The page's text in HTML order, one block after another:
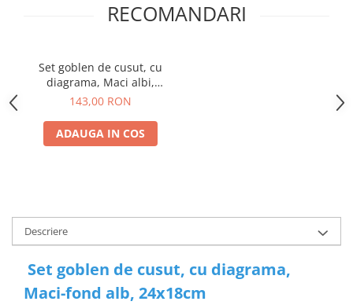
RECOMANDARI
Set goblen de cusut, cu
diagrama, Maci albi,
31,5x16 cm
143,00 RON
ADAUGA IN COS
Descriere
Set goblen de cusut, cu diagrama,
Maci-fond alb, 24x18cm